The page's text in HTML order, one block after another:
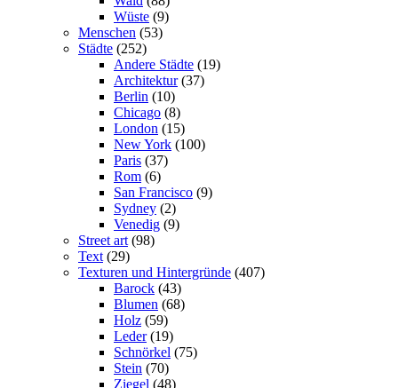
Wüste (9)
Menschen (53)
Städte (252)
Andere Städte (19)
Architektur (37)
Berlin (10)
Chicago (8)
London (15)
New York (100)
Paris (37)
Rom (6)
San Francisco (9)
Sydney (2)
Venedig (9)
Street art (98)
Text (29)
Texturen und Hintergründe (407)
Barock (43)
Blumen (68)
Holz (59)
Leder (19)
Schnörkel (75)
Stein (70)
Ziegel (48)